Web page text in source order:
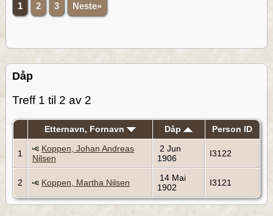
1 2 3 Neste»
Dåp
Treff 1 til 2 av 2
Etternavn, Fornavn Dåp Person ID
1
Koppen, Johan Andreas
Nilsen
2 Jun
1906
I3122
2 Koppen, Martha Nilsen
14 Mai
1902
I3121